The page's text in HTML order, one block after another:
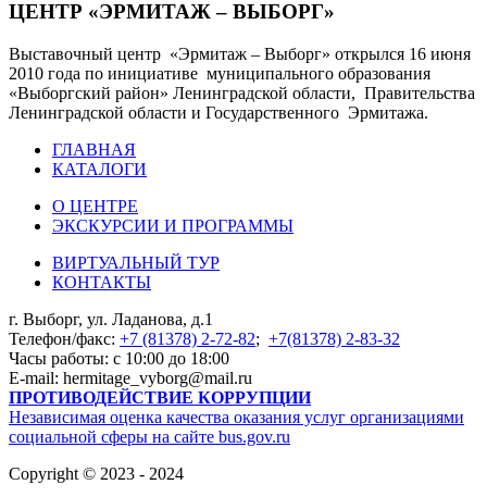
ЦЕНТР «ЭРМИТАЖ – ВЫБОРГ»
Выставочный центр «Эрмитаж – Выборг» открылся 16 июня
2010 года по инициативе муниципального образования
«Выборгский район» Ленинградской области, Правительства
Ленинградской области и Государственного Эрмитажа.
ГЛАВНАЯ
КАТАЛОГИ
О ЦЕНТРЕ
ЭКСКУРСИИ И ПРОГРАММЫ
ВИРТУАЛЬНЫЙ ТУР
КОНТАКТЫ
г. Выборг, ул. Ладанова, д.1
Телефон/факс: +7 (81378) 2-72-82; +7(81378) 2-83-32
Часы работы: с 10:00 до 18:00
E-mail: hermitage_vyborg@mail.ru
ПРОТИВОДЕЙСТВИЕ КОРРУПЦИИ
Независимая оценка качества оказания услуг организациями
социальной сферы на сайте bus.gov.ru
Copyright © 2023 - 2024